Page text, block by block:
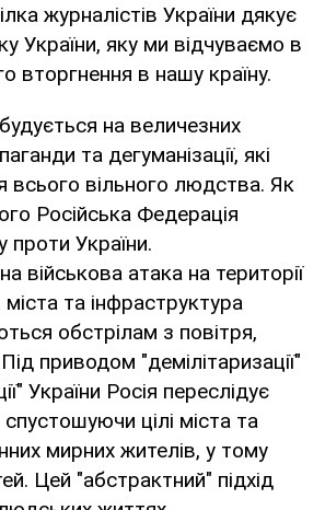
журналістів України дякує
України, яку ми відчуваємо в
вторгнення в нашу країну.
на величезних
та дегуманізації, які
всього вільного людства. Як
Російська Федерація
проти України.
військова атака на території
та інфраструктура
обстрілам з повітря,
приводом "демілітаризації"
України Росія переслідує
спустошуючи цілі міста та
мирних жителів, у тому
Цей "абстрактний" підхід